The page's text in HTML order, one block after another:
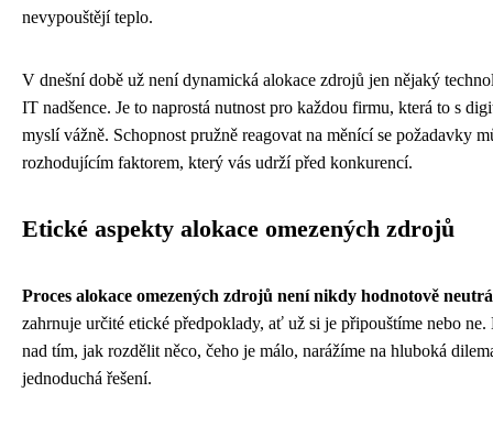
nevypouštějí teplo.
V dnešní době už není dynamická alokace zdrojů jen nějaký
IT nadšence. Je to naprostá nutnost pro každou firmu, která to s
myslí vážně. Schopnost pružně reagovat na měnící se požadavky
rozhodujícím faktorem, který vás udrží před konkurencí.
Etické aspekty alokace omezených zdrojů
Proces alokace omezených zdrojů není nikdy hodnotově
zahrnuje určité etické předpoklady, ať už si je připouštíme nebo
nad tím, jak rozdělit něco, čeho je málo, narážíme na hluboká
jednoduchá řešení.